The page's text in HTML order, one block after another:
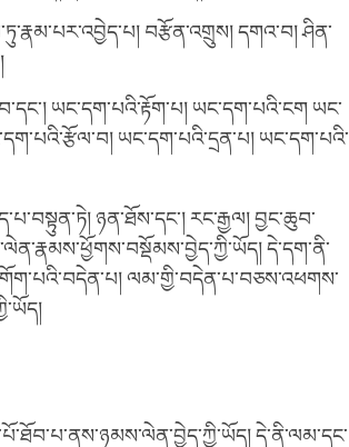
བརྩོན་འགྲུས། དགའ་བ། ཤིན་
ཡང་དག་པའི་རྟོག་པ། ཡང་དག་པའི་ངག ཡང་
ཡང་དག་པའི་དྲན་པ། ཡང་དག་པའི་
ཉན་ཐོས་དང་། རང་རྒྱལ། བྱང་ཆུབ་
དེ་དག་ནི་
ལམ་གྱི་བདེན་པ་བཅས་འཕགས་
དེ་ནི་ལམ་དང་